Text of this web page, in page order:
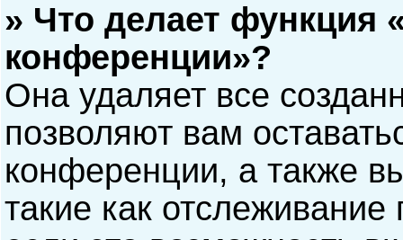
» Что делает функция
конференции»?
Она удаляет все
позволяют вам
конференции, а также
такие как